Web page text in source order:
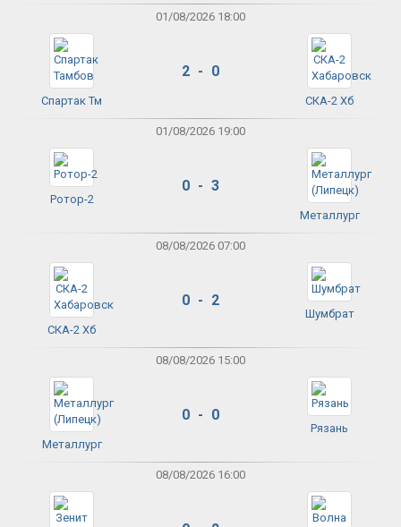
01/08/2026 18:00
Спартак Тм
2 - 0
СКА-2 Хб
01/08/2026 19:00
Ротор-2
0 - 3
Металлург
08/08/2026 07:00
СКА-2 Хб
0 - 2
Шумбрат
08/08/2026 15:00
Металлург
0 - 0
Рязань
08/08/2026 16:00